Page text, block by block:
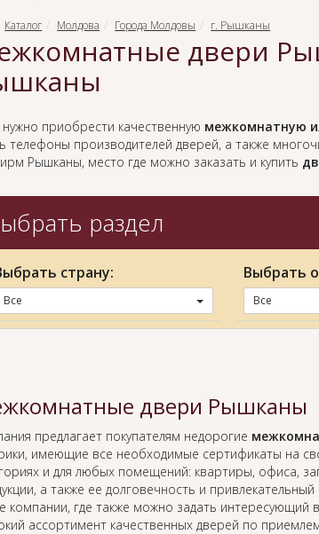
Каталог Молдова Города Молдовы г. Рышканы
двери
нужно приобрести качественную межкомнатную
телефоны производителей дверей, а также
Рышканы, место где можно заказать и купить
раздел
страну:
Все
Выбрать
Все
двери Рышканы
предлагает покупателям недорогие
имеющие все необходимые сертификаты на
и для любых помещений: квартиры, офиса,
а также ее долговечность и
компании, где также можно задать
ассортимент качественных дверей по